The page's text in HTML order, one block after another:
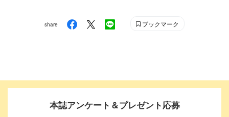
share ブックマーク
本誌アンケート＆プレゼント応募